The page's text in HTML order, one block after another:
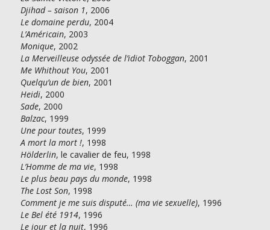
Djihad – saison 1, 2006
Le domaine perdu, 2004
L’Américain, 2003
Monique, 2002
La Merveilleuse odyssée de l’idiot Toboggan, 2001
Me Whithout You, 2001
Quelqu’un de bien, 2001
Heidi, 2000
Sade, 2000
Balzac, 1999
Une pour toutes, 1999
A mort la mort !, 1998
Hölderlin, le cavalier de feu, 1998
L’Homme de ma vie, 1998
Le plus beau pays du monde, 1998
The Lost Son, 1998
Comment je me suis disputé… (ma vie sexuelle), 1996
Le Bel été 1914, 1996
Le jour et la nuit, 1996